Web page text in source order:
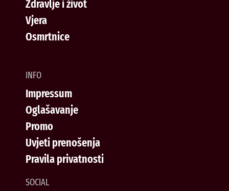
Zdravlje i život
Vjera
Osmrtnice
INFO
Impressum
Oglašavanje
Promo
Uvjeti prenošenja
Pravila privatnosti
SOCIAL